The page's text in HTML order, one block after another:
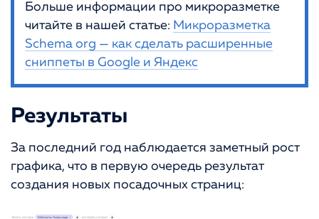
Больше информации про микроразметке
читайте в нашей статье: Микроразметка
Schema org — как сделать расширенные
сниппеты в Google и Яндекс
Результаты
За последний год наблюдается заметный рост
графика, что в первую очередь результат
создания новых посадочных страниц: